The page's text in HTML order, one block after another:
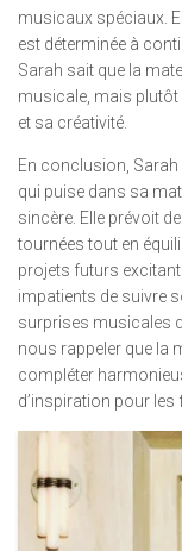
musicaux spéciaux.
est déterminée à
Sarah sait que la
musicale, mais plutôt
et sa créativité.
En conclusion, Sarah
qui puise dans sa
sincère. Elle prévoit
tournées tout en
projets futurs
impatients de suivre
surprises musicales
nous rappeler que la
compléter
d’inspiration pour les